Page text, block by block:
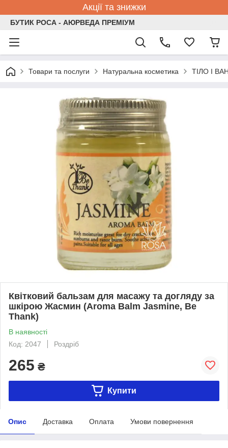
Акції та знижки
БУТИК РОСА - АЮРВЕДА ПРЕМІУМ
Товари та послуги Натуральна косметика ТІЛО І
Квітковий бальзам для масажу та догляду за
шкірою Жасмин (Aroma Balm Jasmine, Be
Thank)
В наявності
Код: 2047
Роздріб
265 ₴
Купити
Опис Доставка Оплата Умови повернення